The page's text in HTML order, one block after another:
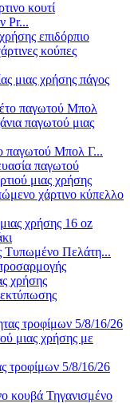
κουτί
Pr...
μιας χρήσης πάγος
παγωτού Μπολ Γ...
χάρτινο κύπελλο
Τυπωμένο Πελάτη...
τροφίμων 5/8/16/26